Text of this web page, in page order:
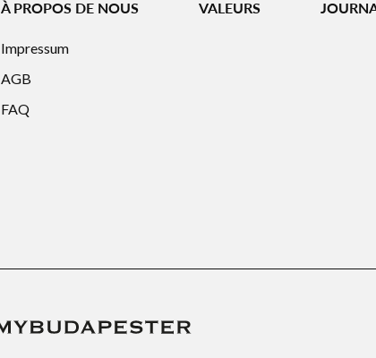
À PROPOS DE NOUS
Impressum
AGB
FAQ
VALEURS